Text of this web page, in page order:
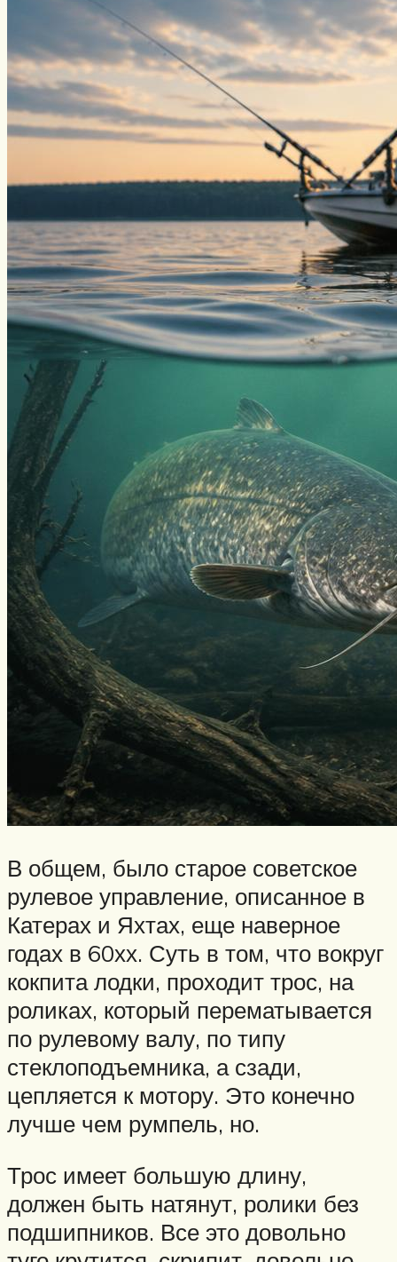
В общем, было старое советское
рулевое управление, описанное в
Катерах и Яхтах, еще наверное
годах в 60хх. Суть в том, что вокруг
кокпита лодки, проходит трос, на
роликах, который перематывается
по рулевому валу, по типу
стеклоподъемника, а сзади,
цепляется к мотору. Это конечно
лучше чем румпель, но.
Трос имеет большую длину,
должен быть натянут, ролики без
подшипников. Все это довольно